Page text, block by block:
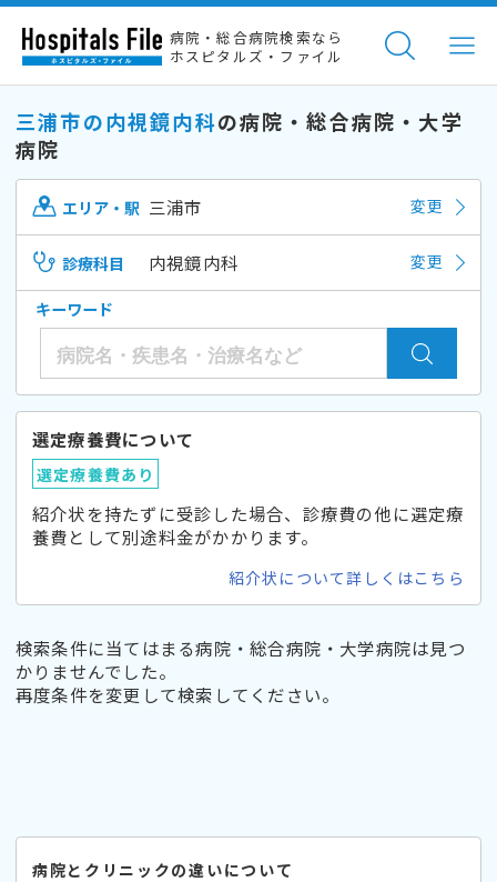
病院・総合病院検索なら
ホスピタルズ・ファイル
三浦市の内視鏡内科の病院・総合病院・大学
病院
エリア・駅 三浦市 変更
診療科目 内視鏡内科 変更
キーワード
選定療養費について
選定療養費あり
紹介状を持たずに受診した場合、診療費の他に選定療
養費として別途料金がかかります。
紹介状について詳しくはこちら
検索条件に当てはまる病院・総合病院・大学病院は見つ
かりませんでした。
再度条件を変更して検索してください。
病院とクリニックの違いについて